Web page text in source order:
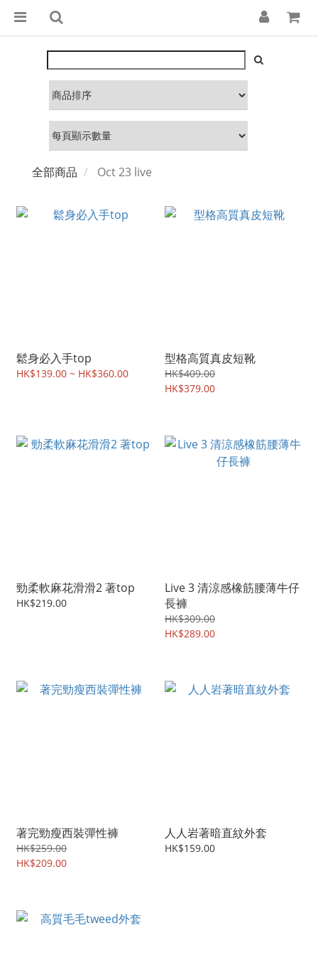
全部商品 Oct 23 live
鬆身必入手top
HK$139.00 ~ HK$360.00
型格高質真皮短靴
HK$409.00
HK$379.00
勁柔軟麻花滑滑2 著top
HK$219.00
Live 3 清涼感橡筋腰薄牛仔
長褲
HK$309.00
HK$289.00
著完勁瘦西裝彈性褲
HK$259.00
HK$209.00
人人岩著暗直紋外套
HK$159.00